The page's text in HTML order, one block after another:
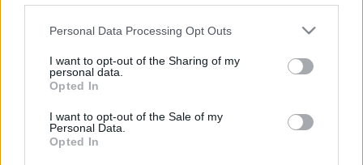
Please note that this website/app uses one or more Google
not limited to your visit or usage behaviour. You may click to
grant or deny consent to Google and its third-party tags to
use your data for below specified purposes in below Google
consent section.
Personal Data Processing Opt Outs
I want to opt-out of the Sharing of my
personal data.
Opted In
I want to opt-out of the Sale of my
Personal Data.
Opted In